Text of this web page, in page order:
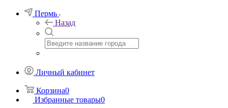
Пермь
Назад
Личный кабинет
Корзина0
Избранные товары0